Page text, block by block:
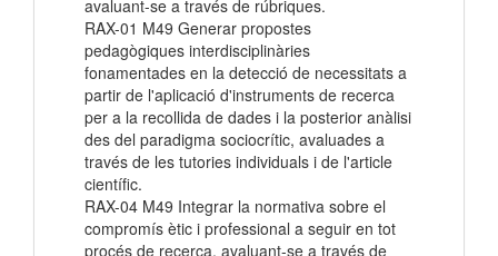
avaluant-se a través de rúbriques.
RAX-01 M49 Generar propostes
pedagògiques interdisciplinàries
fonamentades en la detecció de necessitats a
partir de l'aplicació d'instruments de recerca
per a la recollida de dades i la posterior anàlisi
des del paradigma sociocrític, avaluades a
través de les tutories individuals i de l'article
científic.
RAX-04 M49 Integrar la normativa sobre el
compromís ètic i professional a seguir en tot
procés de recerca, avaluant-se a través de